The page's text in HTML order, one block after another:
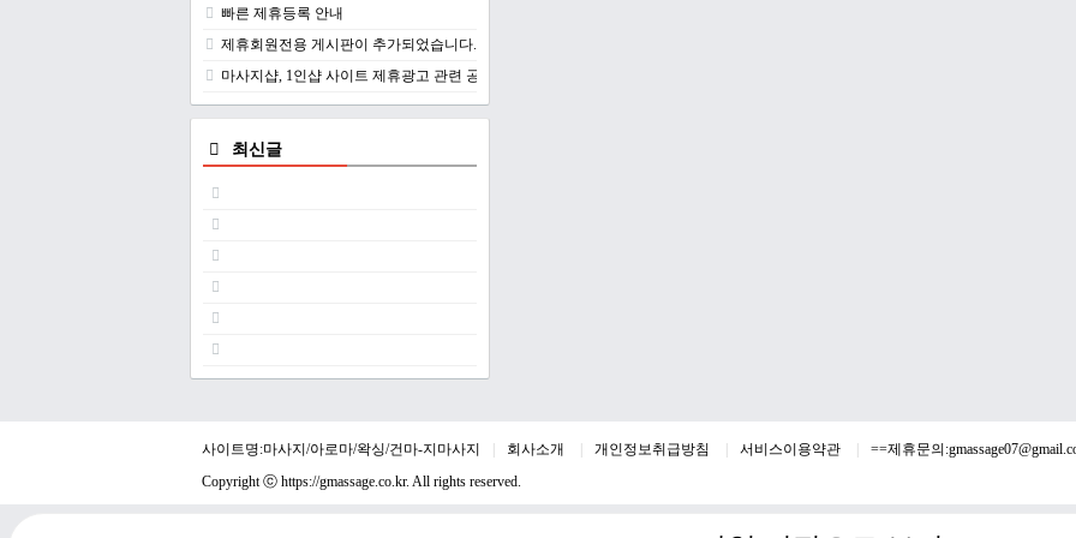
빠른 제휴등록 안내
제휴회원전용 게시판이 추가되었습니다.
마사지샵, 1인샵 사이트 제휴광고 관련 공지
최신글
사이트명:마사지/아로마/왁싱/건마-지마사지 회사소개 개인정보취급방침 서비스이용약관 ==제휴문의:
Copyright ⓒ https://gmassage.co.kr. All rights reserved.